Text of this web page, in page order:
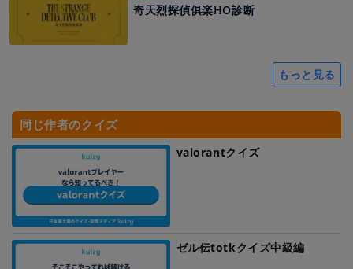
奇天烈探偵俱楽HO診断
もっと見る
同じ作者のクイズ
valorantクイズ
ゼル伝totkクイズ中級編